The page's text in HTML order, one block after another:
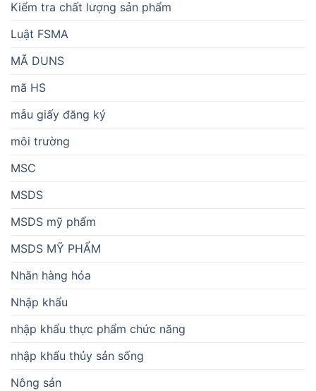
Kiểm tra chất lượng sản phẩm
Luật FSMA
MÃ DUNS
mã HS
mẫu giấy đăng ký
môi trường
MSC
MSDS
MSDS mỹ phẩm
MSDS MỸ PHẨM
Nhãn hàng hóa
Nhập khẩu
nhập khẩu thực phẩm chức năng
nhập khẩu thủy sản sống
Nông sản